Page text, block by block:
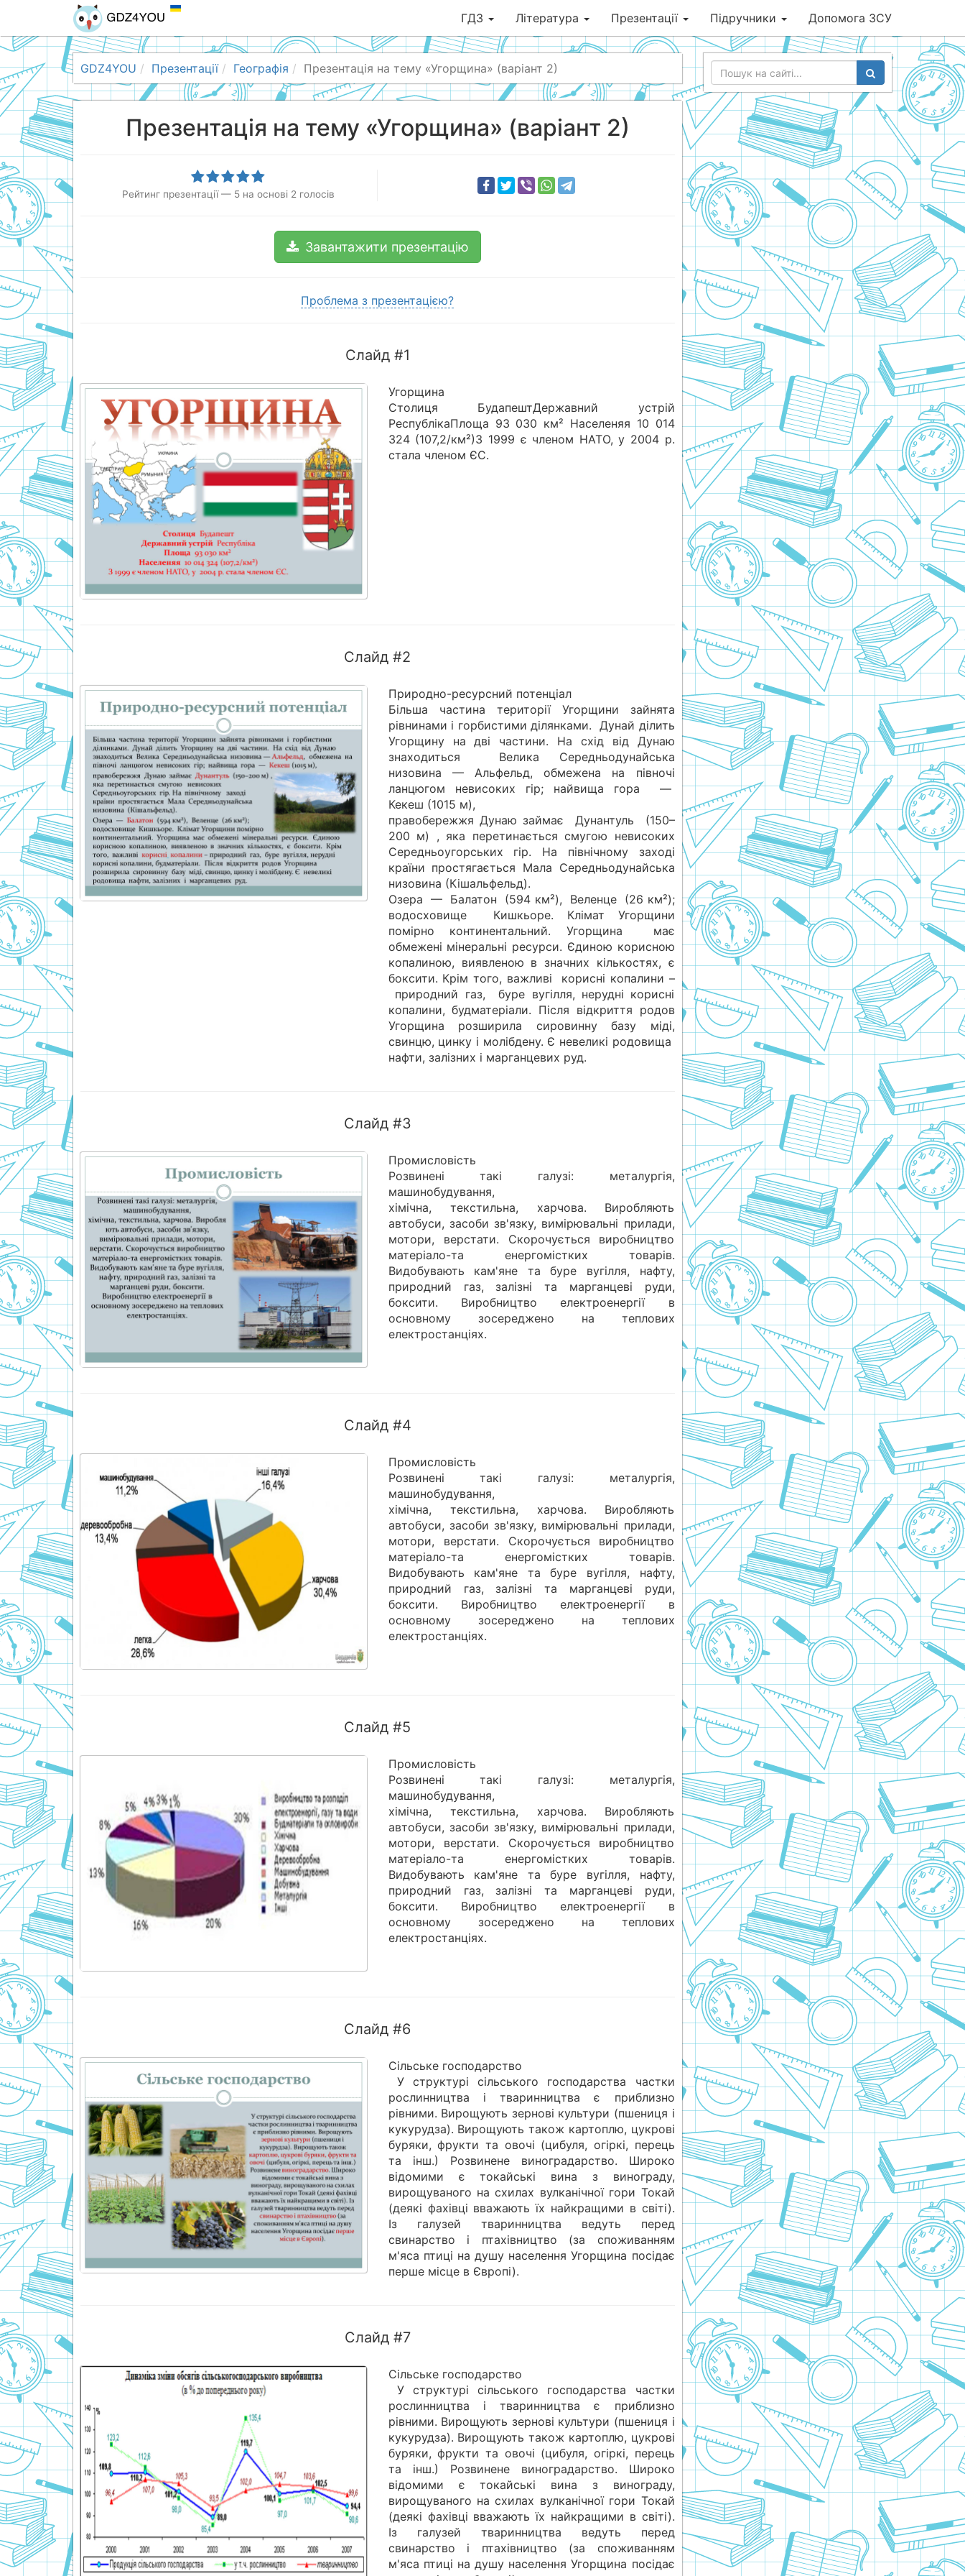
ГДЗ Література Презентації Підручники Допомога ЗСУ
GDZ4YOU Презентації Географія Презентація на тему «Угорщина» (варіант 2)
Презентація на тему «Угорщина» (варіант 2)
Рейтинг презентації — 5 на основі 2 голосів
Завантажити презентацію
Проблема з презентацією?
Слайд #1
Угорщина
Столиця БудапештДержавний устрій
РеспублікаПлоща 93 030 км² Населеняя 10 014
324 (107,2/км²)З 1999 є членом НАТО, у 2004 р.
стала членом ЄС.
Слайд #2
Природно-ресурсний потенціал
Більша частина території Угорщини зайнята
рівнинами і горбистими ділянками. Дунай ділить
Угорщину на дві частини. На схід від Дунаю
знаходиться Велика Середньодунайська
низовина — Альфельд, обмежена на півночі
ланцюгом невисоких гір; найвища гора —
Кекеш (1015 м),
правобережжя Дунаю займає Дунантуль (150–
200 м) , яка перетинається смугою невисоких
Середньоугорських гір. На північному заході
країни простягається Мала Середньодунайська
низовина (Кішальфельд).
Озера — Балатон (594 км²), Веленце (26 км²);
водосховище Кишкьоре. Клімат Угорщини
помірно континентальний. Угорщина має
обмежені мінеральні ресурси. Єдиною корисною
копалиною, виявленою в значних кількостях, є
боксити. Крім того, важливі корисні копалини –
природний газ, буре вугілля, нерудні корисні
копалини, будматеріали. Після відкриття родов
Угорщина розширила сировинну базу міді,
свинцю, цинку і молібдену. Є невеликі родовища
нафти, залізних і марганцевих руд.
Слайд #3
Промисловість
Розвинені такі галузі: металургія,
машинобудування,
хімічна, текстильна, харчова. Виробляють
автобуси, засоби зв'язку, вимірювальні прилади,
мотори, верстати. Скорочується виробництво
матеріало-та енергомістких товарів.
Видобувають кам'яне та буре вугілля, нафту,
природний газ, залізні та марганцеві руди,
боксити. Виробництво електроенергії в
основному зосереджено на теплових
електростанціях.
Слайд #4
Промисловість
Розвинені такі галузі: металургія,
машинобудування,
хімічна, текстильна, харчова. Виробляють
автобуси, засоби зв'язку, вимірювальні прилади,
мотори, верстати. Скорочується виробництво
матеріало-та енергомістких товарів.
Видобувають кам'яне та буре вугілля, нафту,
природний газ, залізні та марганцеві руди,
боксити. Виробництво електроенергії в
основному зосереджено на теплових
електростанціях.
Слайд #5
Промисловість
Розвинені такі галузі: металургія,
машинобудування,
хімічна, текстильна, харчова. Виробляють
автобуси, засоби зв'язку, вимірювальні прилади,
мотори, верстати. Скорочується виробництво
матеріало-та енергомістких товарів.
Видобувають кам'яне та буре вугілля, нафту,
природний газ, залізні та марганцеві руди,
боксити. Виробництво електроенергії в
основному зосереджено на теплових
електростанціях.
Слайд #6
Сільське господарство
У структурі сільського господарства частки
рослинництва і тваринництва є приблизно
рівними. Вирощують зернові культури (пшениця і
кукурудза). Вирощують також картоплю, цукрові
буряки, фрукти та овочі (цибуля, огіркі, перець
та інш.) Розвинене виноградарство. Широко
відомими є токайські вина з винограду,
вирощуваного на схилах вулканічної гори Токай
(деякі фахівці вважають їх найкращими в світі).
Із галузей тваринництва ведуть перед
свинарство і птахівництво (за споживанням
м'яса птиці на душу населення Угорщина посідає
перше місце в Європі).
Слайд #7
Сільське господарство
У структурі сільського господарства частки
рослинництва і тваринництва є приблизно
рівними. Вирощують зернові культури (пшениця і
кукурудза). Вирощують також картоплю, цукрові
буряки, фрукти та овочі (цибуля, огіркі, перець
та інш.) Розвинене виноградарство. Широко
відомими є токайські вина з винограду,
вирощуваного на схилах вулканічної гори Токай
(деякі фахівці вважають їх найкращими в світі).
Із галузей тваринництва ведуть перед
свинарство і птахівництво (за споживанням
м'яса птиці на душу населення Угорщина посідає